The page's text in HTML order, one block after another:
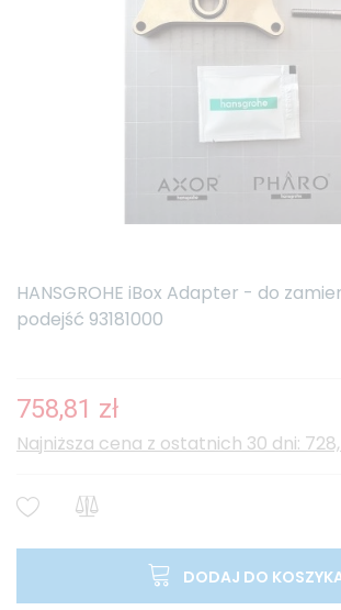
HANSGROHE iBox Adapter - do
podejść 93181000
758,81 zł
Najniższa cena z ostatnich 30 dni:
DODAJ DO